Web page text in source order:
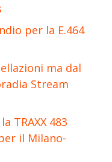
per la E.464
ma dal
Stream
TRAXX 483
il Milano-